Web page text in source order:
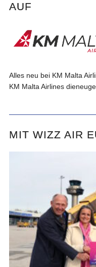
AUF
Alles neu bei KM Malta
KM Malta Airlines
MIT WIZZ AIR